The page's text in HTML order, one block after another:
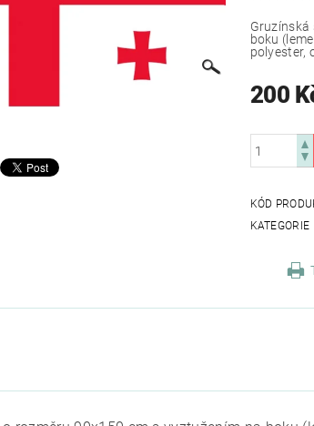
boku
polyester,
200
KÓD
KATEGORIE